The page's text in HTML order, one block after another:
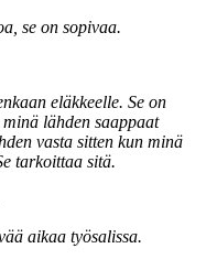
se on sopivaa.
eläkkeelle. Se on
lähden saappaat
vasta sitten kun minä
tarkoittaa sitä.
aikaa työsalissa.